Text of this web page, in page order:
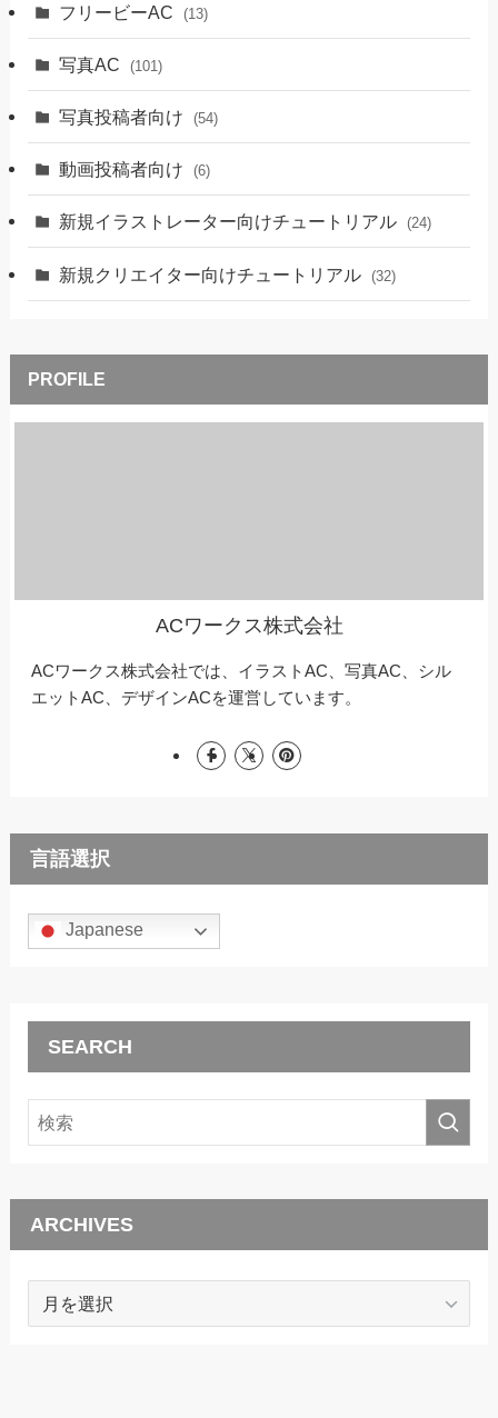
フリービーAC (13)
写真AC (101)
写真投稿者向け (54)
動画投稿者向け (6)
新規イラストレーター向けチュートリアル (24)
新規クリエイター向けチュートリアル (32)
ACワークス株式会社
ACワークス株式会社では、イラストAC、写真AC、シル
エットAC、デザインACを運営しています。
言語選択
Japanese
SEARCH
ARCHIVES
ARCHIVES